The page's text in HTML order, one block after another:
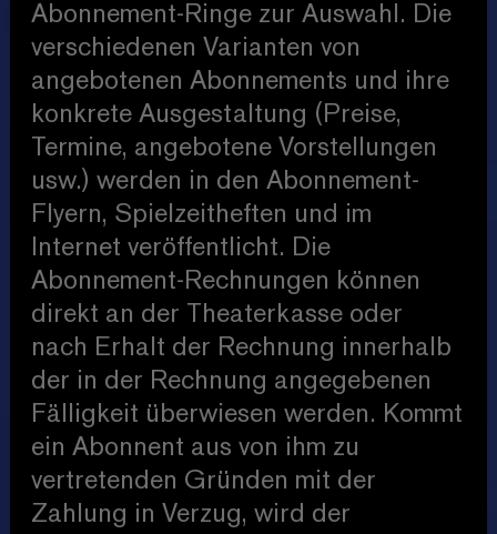
Abonnement-Ringe zur Auswahl. Die
verschiedenen Varianten von
angebotenen Abonnements und ihre
konkrete Ausgestaltung (Preise,
Termine, angebotene Vorstellungen
usw.) werden in den Abonnement-
Flyern, Spielzeitheften und im
Internet veröffentlicht. Die
Abonnement-Rechnungen können
direkt an der Theaterkasse oder
nach Erhalt der Rechnung innerhalb
der in der Rechnung angegebenen
Fälligkeit überwiesen werden. Kommt
ein Abonnent aus von ihm zu
vertretenden Gründen mit der
Zahlung in Verzug, wird der